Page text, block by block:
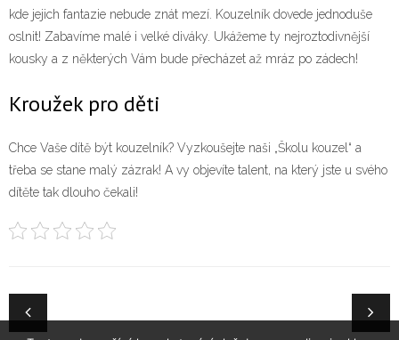
kde jejich fantazie nebude znát mezí. Kouzelník dovede jednoduše
oslnit! Zabavíme malé i velké diváky. Ukážeme ty nejroztodivnější
kousky a z některých Vám bude přecházet až mráz po zádech!
Kroužek pro děti
Chce Vaše dítě být kouzelník? Vyzkoušejte naši „Školu kouzel“ a
třeba se stane malý zázrak! A vy objevíte talent, na který jste u svého
dítěte tak dlouho čekali!